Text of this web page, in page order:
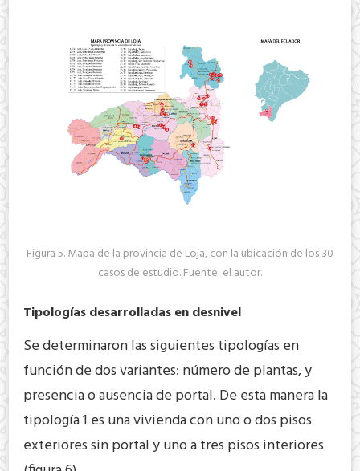
Figura 5. Mapa de la provincia de Loja, con la ubicación de los 30
casos de estudio. Fuente: el autor.
Tipologías desarrolladas en desnivel
Se determinaron las siguientes tipologías en
función de dos variantes: número de plantas, y
presencia o ausencia de portal. De esta manera la
tipología 1 es una vivienda con uno o dos pisos
exteriores sin portal y uno a tres pisos interiores